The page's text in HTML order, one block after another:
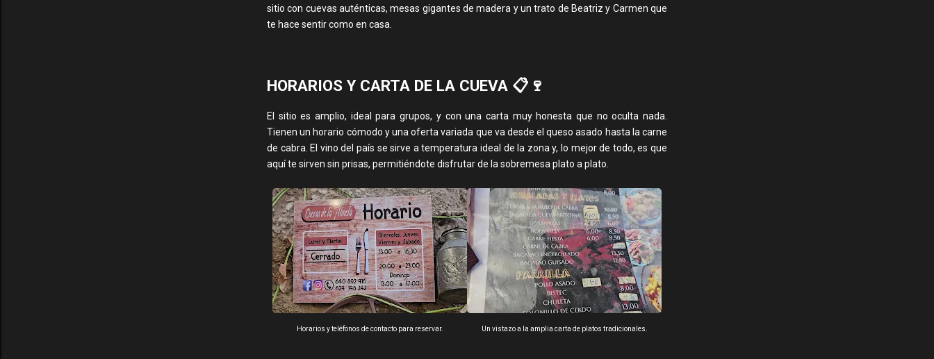
sitio con cuevas auténticas, mesas gigantes de madera y un trato de Beatriz y Carmen que
te hace sentir como en casa.
HORARIOS Y CARTA DE LA CUEVA 📋🍷
El sitio es amplio, ideal para grupos, y con una carta muy honesta que no oculta nada.
Tienen un horario cómodo y una oferta variada que va desde el queso asado hasta la carne
de cabra. El vino del país se sirve a temperatura ideal de la zona y, lo mejor de todo, es que
aquí te sirven sin prisas, permitiéndote disfrutar de la sobremesa plato a plato.
Horarios y teléfonos de contacto para reservar. Un vistazo a la amplia carta de platos tradicionales.